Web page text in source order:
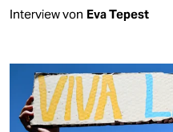
Interview von Eva Tepest